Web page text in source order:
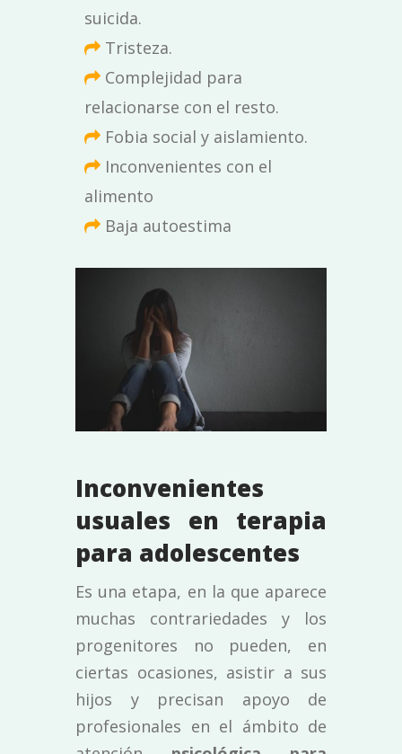
suicida.
Tristeza.
Complejidad para
relacionarse con el resto.
Fobia social y aislamiento.
Inconvenientes con el
alimento
Baja autoestima
Inconvenientes
usuales en terapia
para adolescentes
Es una etapa, en la que aparece
muchas contrariedades y los
progenitores no pueden, en
ciertas ocasiones, asistir a sus
hijos y precisan apoyo de
profesionales en el ámbito de